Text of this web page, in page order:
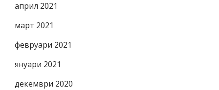
април 2021
март 2021
февруари 2021
януари 2021
декември 2020